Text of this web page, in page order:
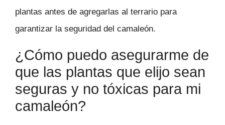
plantas antes de agregarlas al terrario para
garantizar la seguridad del camaleón.
¿Cómo puedo asegurarme de
que las plantas que elijo sean
seguras y no tóxicas para mi
camaleón?